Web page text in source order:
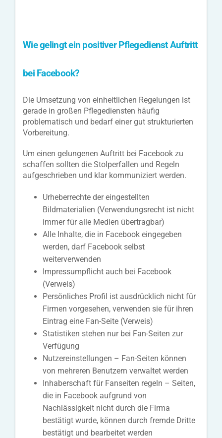
Wie gelingt ein positiver Pflegedienst Auftritt
bei Facebook?
Die Umsetzung von einheitlichen Regelungen ist
gerade in großen Pflegediensten häufig
problematisch und bedarf einer gut strukturierten
Vorbereitung.
Um einen gelungenen Auftritt bei Facebook zu
schaffen sollten die Stolperfallen und Regeln
aufgeschrieben und klar kommuniziert werden.
Urheberrechte der eingestellten
Bildmaterialien (Verwendungsrecht ist nicht
immer für alle Medien übertragbar)
Alle Inhalte, die in Facebook eingegeben
werden, darf Facebook selbst
weiterverwenden
Impressumpflicht auch bei Facebook
(Verweis)
Persönliches Profil ist ausdrücklich nicht für
Firmen vorgesehen, verwenden sie für ihren
Eintrag eine Fan-Seite (Verweis)
Statistiken stehen nur bei Fan-Seiten zur
Verfügung
Nutzereinstellungen – Fan-Seiten können
von mehreren Benutzern verwaltet werden
Inhaberschaft für Fanseiten regeln – Seiten,
die in Facebook aufgrund von
Nachlässigkeit nicht durch die Firma
bestätigt wurde, können durch fremde Dritte
bestätigt und bearbeitet werden